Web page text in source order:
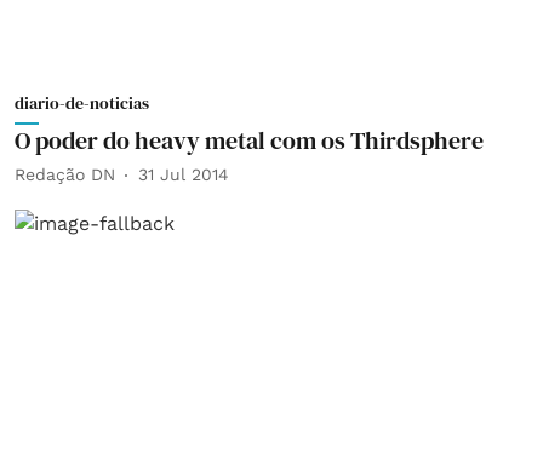
diario-de-noticias
O poder do heavy metal com os Thirdsphere
Redação DN 31 Jul 2014